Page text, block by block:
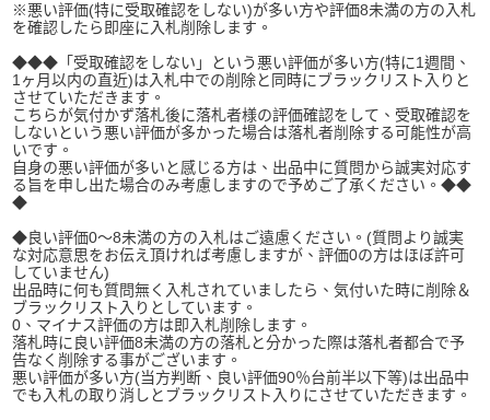
※悪い評価(特に受取確認をしない)が多い方や評価8未満の方の入札
を確認したら即座に入札削除します。
◆◆◆「受取確認をしない」という悪い評価が多い方(特に1週間、
1ヶ月以内の直近)は入札中での削除と同時にブラックリスト入りと
させていただきます。
こちらが気付かず落札後に落札者様の評価確認をして、受取確認を
しないという悪い評価が多かった場合は落札者削除する可能性が高
いです。
自身の悪い評価が多いと感じる方は、出品中に質問から誠実対応す
る旨を申し出た場合のみ考慮しますので予めご了承ください。◆◆
◆
◆良い評価0〜8未満の方の入札はご遠慮ください。(質問より誠実
な対応意思をお伝え頂ければ考慮しますが、評価0の方はほぼ許可
していません)
出品時に何も質問無く入札されていましたら、気付いた時に削除＆
ブラックリスト入りとしています。
0、マイナス評価の方は即入札削除します。
落札時に良い評価8未満の方の落札と分かった際は落札者都合で予
告なく削除する事がございます。
悪い評価が多い方(当方判断、良い評価90％台前半以下等)は出品中
でも入札の取り消しとブラックリスト入りにさせていただきます。